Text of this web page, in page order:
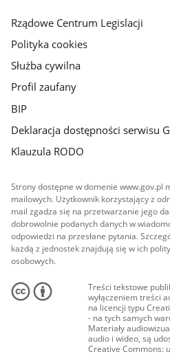
Rządowe Centrum Legislacji
Polityka cookies
Służba cywilna
Profil zaufany
BIP
Deklaracja dostępności serwisu
Klauzula RODO
Strony dostępne w domenie www.gov.pl
mailowych. Użytkownik korzystający z
mail zgadza się na przetwarzanie jego
dobrowolnie podanych danych w
odpowiedzi na przesłane pytania.
każdą z jednostek znajdują się w ich
osobowych.
Treści tekstowe
wyłączeniem treści
na licencji typu
- na tych samych
Materiały
audio i wideo, są
Creative Commons: